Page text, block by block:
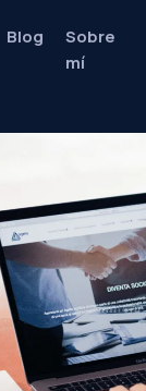
Blog
Sobre
mí